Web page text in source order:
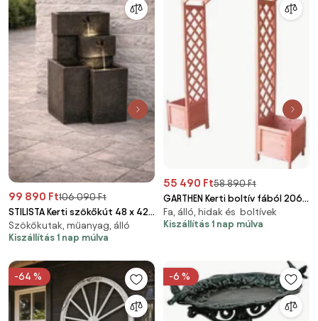
99 890 Ft106 090 Ft
STILISTA Kerti szökőkút 48 x 42
x 76 cm vízlépcsők
Szökőkutak, műanyag, álló
Kiszállítás 1 nap múlva
55 490 Ft58 890 Ft
GARTHEN Kerti boltív fából 206 x
100 cm
Fa, álló, hidak és boltívek
Kiszállítás 1 nap múlva
-64 % -6 %